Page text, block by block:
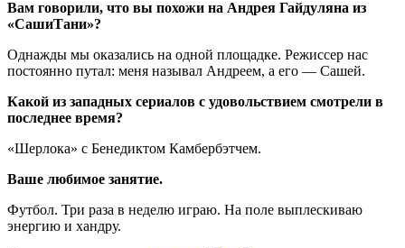
Вам говорили, что вы похожи на Андрея Гайдуляна из
«СашиТани»?
Однажды мы оказались на одной площадке. Режиссер нас
постоянно путал: меня называл Андреем, а его — Сашей.
Какой из западных сериалов с удовольствием смотрели в
последнее время?
«Шерлока» с Бенедиктом Камбербэтчем.
Ваше любимое занятие.
Футбол. Три раза в неделю играю. На поле выплескиваю
энергию и хандру.